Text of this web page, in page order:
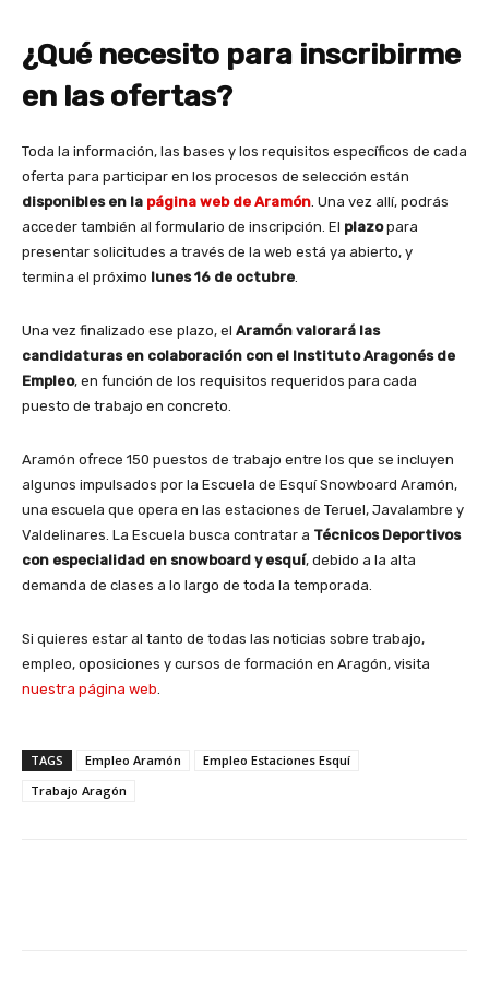
¿Qué necesito para inscribirme
en las ofertas?
Toda la información, las bases y los requisitos específicos de cada
oferta para participar en los procesos de selección están
disponibles en la página web de Aramón. Una vez allí, podrás
acceder también al formulario de inscripción. El plazopara
presentar solicitudes a través de la web está ya abierto, y
termina el próximo lunes 16 de octubre.
Una vez finalizado ese plazo, el Aramón valorará las
candidaturas en colaboración con el Instituto Aragonés de
Empleo, en función de los requisitos requeridos para cada
puesto de trabajo en concreto.
Aramón ofrece 150 puestos de trabajo entre los que se incluyen
algunos impulsados por la Escuela de Esquí Snowboard Aramón,
una escuela que opera en las estaciones de Teruel, Javalambre y
Valdelinares. La Escuela busca contratar a Técnicos Deportivos
con especialidad en snowboard y esquí, debido a la alta
demanda de clases a lo largo de toda la temporada.
Si quieres estar al tanto de todas las noticias sobre trabajo,
empleo, oposiciones y cursos de formación en Aragón, visita
nuestra página web.
TAGS Empleo Aramón
Empleo Estaciones Esquí
Trabajo Aragón